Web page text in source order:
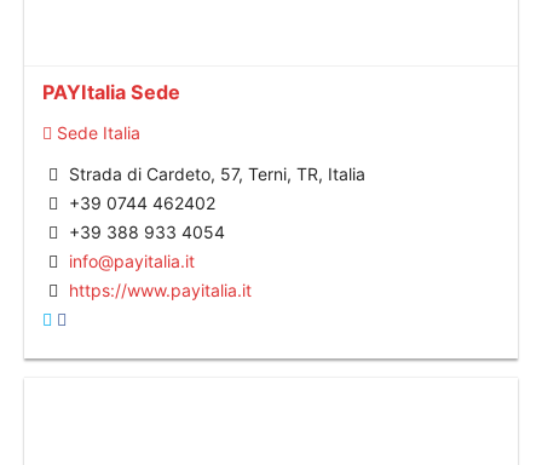
PAYItalia Sede
Sede Italia
Strada di Cardeto, 57, Terni, TR, Italia
+39 0744 462402
+39 388 933 4054
info@payitalia.it
https://www.payitalia.it